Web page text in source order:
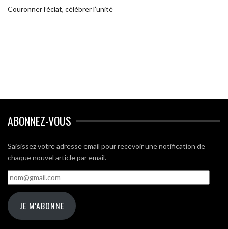
Couronner l’éclat, célébrer l’unité
ABONNEZ-VOUS
Saisissez votre adresse email pour recevoir une notification de
chaque nouvel article par email.
nom@gmail.com
JE M'ABONNE